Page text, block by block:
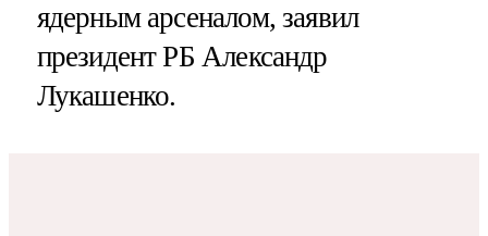
ядерным арсеналом, заявил
президент РБ Александр
Лукашенко.